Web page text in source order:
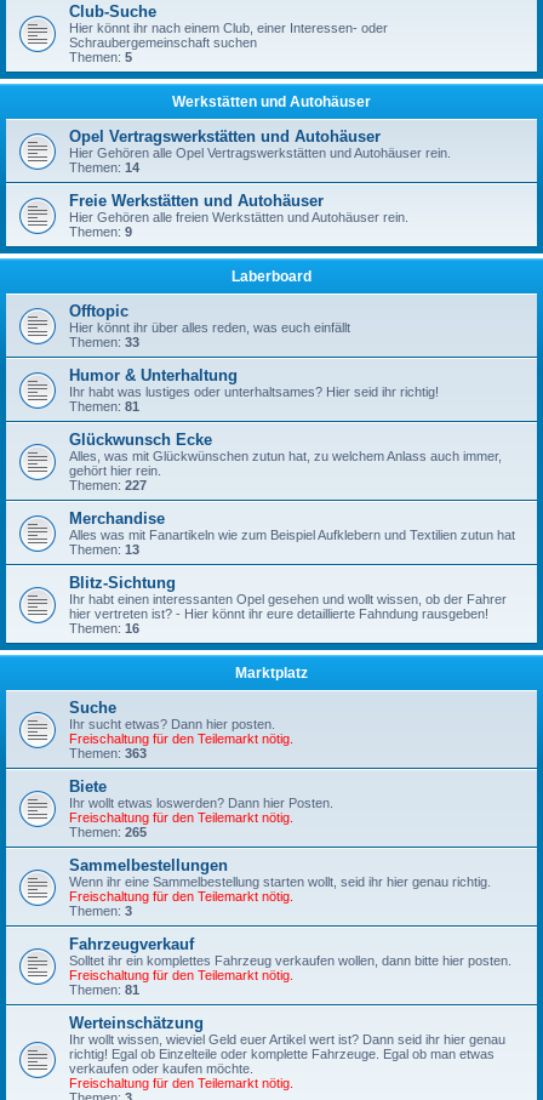
Club-Suche
Hier könnt ihr nach einem Club, einer Interessen- oder
Schraubergemeinschaft suchen
Themen: 5
Werkstätten und Autohäuser
Opel Vertragswerkstätten und Autohäuser
Hier Gehören alle Opel Vertragswerkstätten und Autohäuser rein.
Themen: 14
Freie Werkstätten und Autohäuser
Hier Gehören alle freien Werkstätten und Autohäuser rein.
Themen: 9
Laberboard
Offtopic
Hier könnt ihr über alles reden, was euch einfällt
Themen: 33
Humor & Unterhaltung
Ihr habt was lustiges oder unterhaltsames? Hier seid ihr richtig!
Themen: 81
Glückwunsch Ecke
Alles, was mit Glückwünschen zutun hat, zu welchem Anlass auch immer,
gehört hier rein.
Themen: 227
Merchandise
Alles was mit Fanartikeln wie zum Beispiel Aufklebern und Textilien zutun hat
Themen: 13
Blitz-Sichtung
Ihr habt einen interessanten Opel gesehen und wollt wissen, ob der Fahrer
hier vertreten ist? - Hier könnt ihr eure detaillierte Fahndung rausgeben!
Themen: 16
Marktplatz
Suche
Ihr sucht etwas? Dann hier posten.
Freischaltung für den Teilemarkt nötig.
Themen: 363
Biete
Ihr wollt etwas loswerden? Dann hier Posten.
Freischaltung für den Teilemarkt nötig.
Themen: 265
Sammelbestellungen
Wenn ihr eine Sammelbestellung starten wollt, seid ihr hier genau richtig.
Freischaltung für den Teilemarkt nötig.
Themen: 3
Fahrzeugverkauf
Solltet ihr ein komplettes Fahrzeug verkaufen wollen, dann bitte hier posten.
Freischaltung für den Teilemarkt nötig.
Themen: 81
Werteinschätzung
Ihr wollt wissen, wieviel Geld euer Artikel wert ist? Dann seid ihr hier genau
richtig! Egal ob Einzelteile oder komplette Fahrzeuge. Egal ob man etwas
verkaufen oder kaufen möchte.
Freischaltung für den Teilemarkt nötig.